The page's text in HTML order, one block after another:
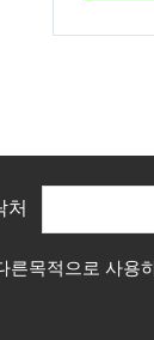
처
른목적으로 사용